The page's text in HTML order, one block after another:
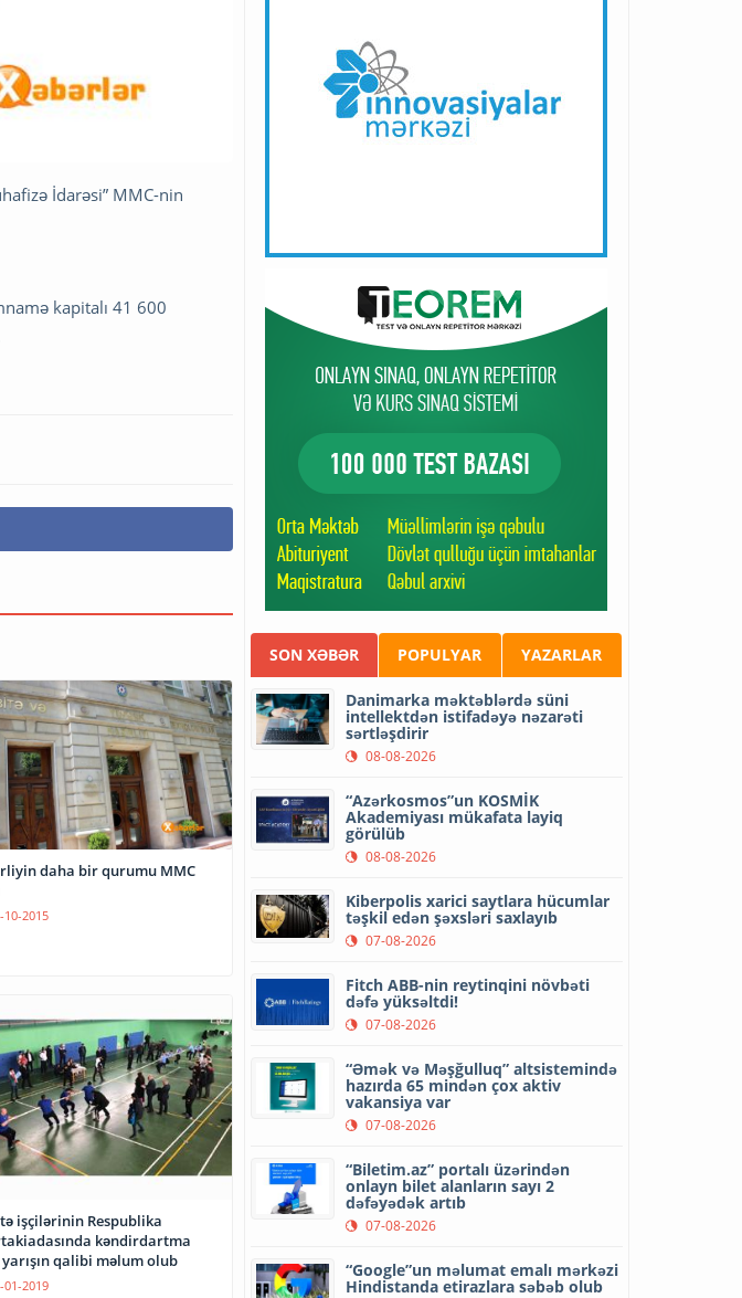
İdarəsi” MMC-nin
kapitalı 41 600
daha bir qurumu MMC
10-2015
işçilərinin Respublika
kəndirdartma
qalibi məlum olub
01-2019
SON XƏBƏR POPULYAR YAZARLAR
Danimarka məktəblərdə süni
intellektdən istifadəyə nəzarəti
sərtləşdirir
08-08-2026
“Azərkosmos”un KOSMİK
Akademiyası mükafata layiq
görülüb
08-08-2026
Kiberpolis xarici saytlara hücumlar
təşkil edən şəxsləri saxlayıb
07-08-2026
Fitch ABB-nin reytinqini növbəti
dəfə yüksəltdi!
07-08-2026
“Əmək və Məşğulluq” altsistemində
hazırda 65 mindən çox aktiv
vakansiya var
07-08-2026
“Biletim.az” portalı üzərindən
onlayn bilet alanların sayı 2
dəfəyədək artıb
07-08-2026
“Google”un məlumat emalı mərkəzi
Hindistanda etirazlara səbəb olub